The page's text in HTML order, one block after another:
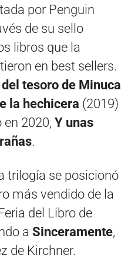
por Penguin
de su sello
libros que la
en best sellers.
del tesoro de Minuca
la hechicera (2019)
en 2020, Y unas
.
trilogía se posicionó
más vendido de la
del Libro de
a Sinceramente,
de Kirchner.